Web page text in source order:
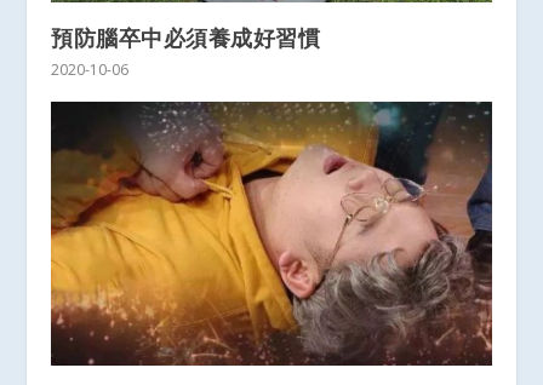
預防腦卒中必須養成好習慣
2020-10-06